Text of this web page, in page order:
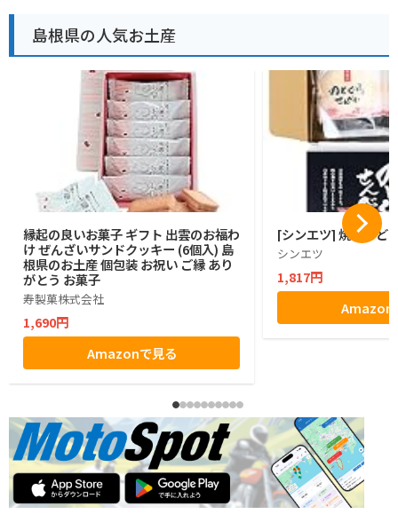
島根県の人気お土産
縁起の良いお菓子 ギフト 出雲のお福わ
け ぜんざいサンドクッキー (6個入) 島
根県のお土産 個包装 お祝い ご縁 あり
がとう お菓子
寿製菓株式会社
1,690円
Amazonで見る
[シンエツ] 焼きのど
シンエツ
1,817円
Amazon